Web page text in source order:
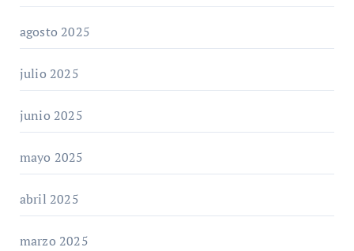
agosto 2025
julio 2025
junio 2025
mayo 2025
abril 2025
marzo 2025